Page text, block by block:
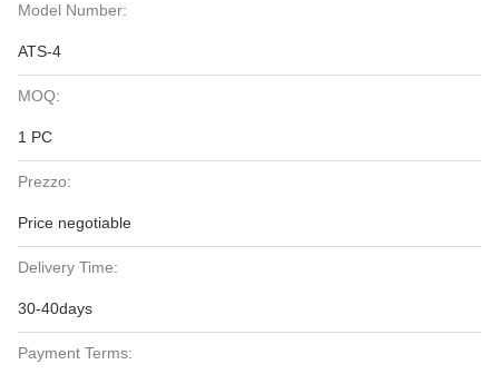
Model Number:
ATS-4
MOQ:
1 PC
Prezzo:
Price negotiable
Delivery Time:
30-40days
Payment Terms: